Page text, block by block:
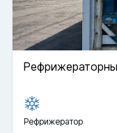
Рефрижератор